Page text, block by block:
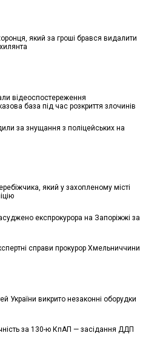
який за гроші брався видалити
відеоспостереження
база під час розкриття злочинів
за знущання з поліцейських на
який у захопленому місті
експрокурора на Запоріжжі за
справи прокурор Хмельниччини
України викрито незаконні оборудки
за 130-ю КпАП — засідання ДДП